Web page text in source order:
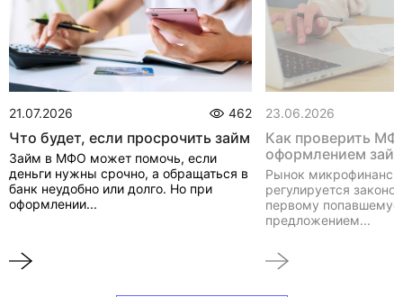
21.07.2026 462
Что будет, если просрочить займ
Займ в МФО может помочь, если
деньги нужны срочно, а обращаться в
банк неудобно или долго. Но при
оформлении...
23.06.2026
Как проверить
оформлением
Рынок
регулируется
первому
предложением...